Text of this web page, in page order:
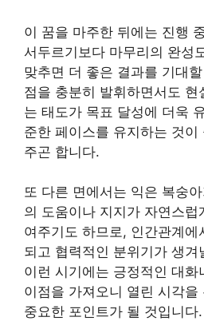
이 꿈을 마주한 뒤에는 진행
서두르기보다 마무리의 완성
맞추면 더 좋은 결과를 기대
점을 충분히 발휘하면서도
는 태도가 목표 달성에 더욱
준한 페이스를 유지하는 것이
주곤 합니다.
또 다른 면에서는 익은 복숭
의 도움이나 지지가 자연스
여주기도 하므로, 인간관계
되고 협력적인 분위기가 생겨
이런 시기에는 긍정적인 대
이점을 가져오니 열린 시각을
중요한 포인트가 될 것입니다.